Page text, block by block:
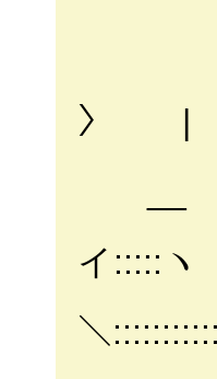
〉 |
イ:::::ヽ
＼